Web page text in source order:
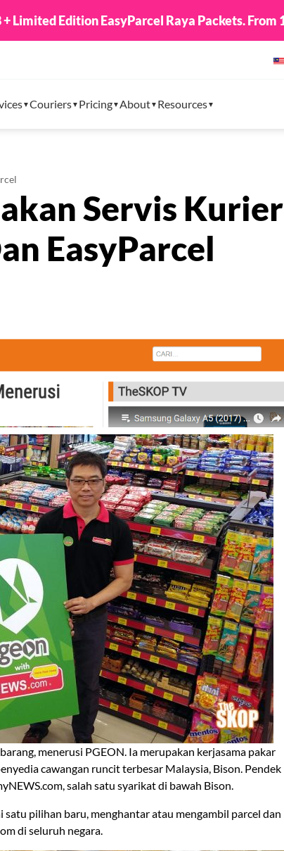
+ Limited Edition EasyParcel Raya Packets.
Couriers Pricing About Resources
Servis Kurier
EasyParcel
menerusi PGEON. Ia merupakan kerjasama pakar
cawangan runcit terbesar Malaysia, Bison. Pendek
salah satu syarikat di bawah Bison.
pilihan baru, menghantar atau mengambil parcel dan
di seluruh negara.